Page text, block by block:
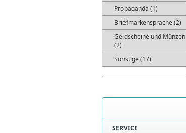
Propaganda (1)
Briefmarkensprache (2)
Geldscheine und Münzen
(2)
Sonstige (17)
SERVICE